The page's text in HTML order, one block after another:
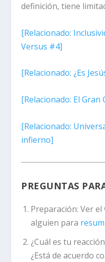
definición, tiene
[Relacionado:
Versus #4]
[Relacionado:¿Es
[Relacionado: El Gran
[Relacionado:
infierno]
PREGUNTAS
Preparación: Ver el
alguien para
¿Cuál es tu
¿Está de acuerdo